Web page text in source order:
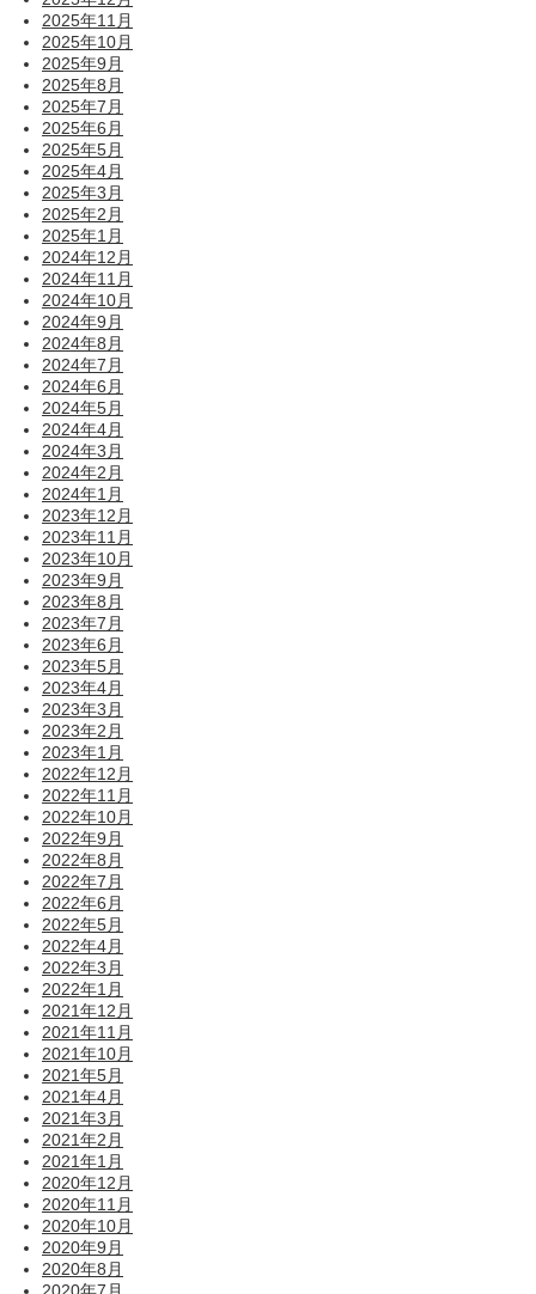
2025年11月
2025年10月
2025年9月
2025年8月
2025年7月
2025年6月
2025年5月
2025年4月
2025年3月
2025年2月
2025年1月
2024年12月
2024年11月
2024年10月
2024年9月
2024年8月
2024年7月
2024年6月
2024年5月
2024年4月
2024年3月
2024年2月
2024年1月
2023年12月
2023年11月
2023年10月
2023年9月
2023年8月
2023年7月
2023年6月
2023年5月
2023年4月
2023年3月
2023年2月
2023年1月
2022年12月
2022年11月
2022年10月
2022年9月
2022年8月
2022年7月
2022年6月
2022年5月
2022年4月
2022年3月
2022年1月
2021年12月
2021年11月
2021年10月
2021年5月
2021年4月
2021年3月
2021年2月
2021年1月
2020年12月
2020年11月
2020年10月
2020年9月
2020年8月